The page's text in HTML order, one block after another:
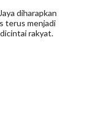
diharapkan
terus menjadi
rakyat.